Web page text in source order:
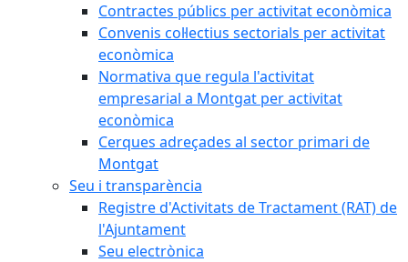
Contractes públics per activitat econòmica
Convenis col·lectius sectorials per activitat
econòmica
Normativa que regula l'activitat
empresarial a Montgat per activitat
econòmica
Cerques adreçades al sector primari de
Montgat
Seu i transparència
Registre d'Activitats de Tractament (RAT) de
l'Ajuntament
Seu electrònica